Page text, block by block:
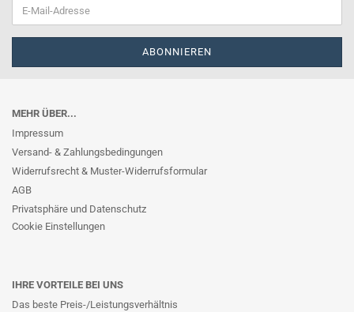
MEHR ÜBER...
Impressum
Versand- & Zahlungsbedingungen
Widerrufsrecht & Muster-Widerrufsformular
AGB
Privatsphäre und Datenschutz
Cookie Einstellungen
IHRE VORTEILE BEI UNS
Das beste Preis-/Leistungsverhältnis